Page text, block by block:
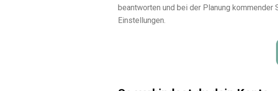
beantworten und bei der Planung
Einstellungen.